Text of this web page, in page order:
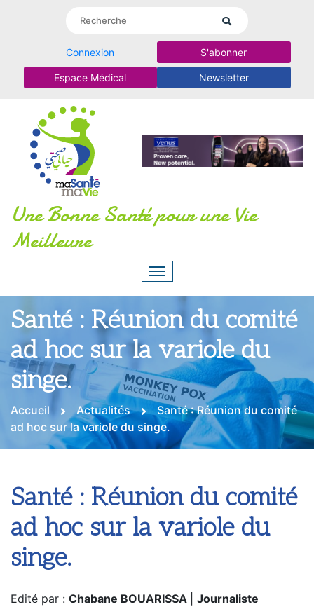
Connexion S'abonner
Espace Médical Newsletter
Une Bonne Santé pour une Vie
Meilleure
Santé : Réunion du comité
ad hoc sur la variole du
singe.
Accueil Actualités
Santé : Réunion du comité
ad hoc sur la variole du singe.
Santé : Réunion du comité
ad hoc sur la variole du
singe.
Edité par : Chabane BOUARISSA
Journaliste